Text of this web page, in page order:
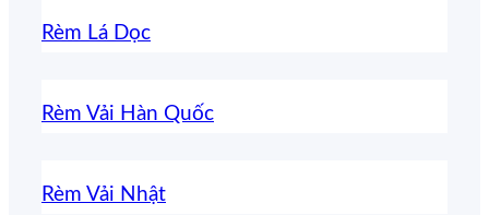
Rèm Lá Dọc
Rèm Vải Hàn Quốc
Rèm Vải Nhật